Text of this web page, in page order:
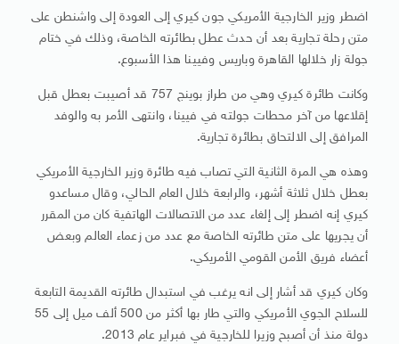
اضطر وزير الخارجية الأمريكي جون كيري إلى العودة إلى واشنطن على
متن رحلة تجارية بعد أن حدث عطل بطائرته الخاصة، وذلك في ختام
جولة زار خلالها القاهرة وباريس وفيينا هذا الأسبوع.
وكانت طائرة كيري وهي من طراز بوينج 757 قد أصيبت بعطل قبل
إقلاعها من آخر محطات جولته في فيينا، وانتهى الأمر به والوفد
المرافق إلى الالتحاق بطائرة تجارية.
وهذه هي المرة الثانية التي تصاب فيه طائرة وزير الخارجية الأمريكي
بعطل خلال ثلاثة أشهر، والرابعة خلال العام الحالي، وقال مساعدو
كيري إنه اضطر إلى إلغاء عدد من الاتصالات الهاتفية كان من المقرر
أن يجريها على متن طائرته الخاصة مع عدد من زعماء العالم وبعض
أعضاء فريق الأمن القومي الأمريكي.
وكان كيري قد أشار إلى انه يرغب في استبدال طائرته القديمة التابعة
للسلاح الجوي الأمريكي والتي طار بها أكثر من 500 ألف ميل إلى 55
دولة منذ أن أصبح وزيرا للخارجية في فبراير عام 2013.